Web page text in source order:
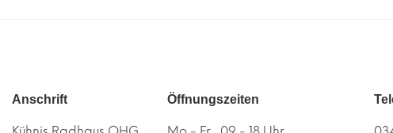
Anschrift Öffnungszeiten